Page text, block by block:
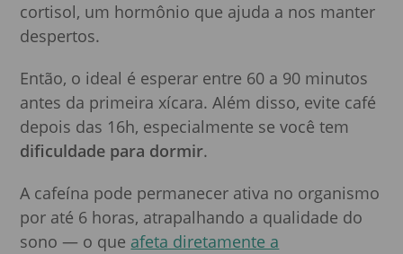
cortisol, um hormônio que ajuda a nos manter
despertos.
Então, o ideal é esperar entre 60 a 90 minutos
antes da primeira xícara. Além disso, evite café
depois das 16h, especialmente se você tem
dificuldade para dormir.
A cafeína pode permanecer ativa no organismo
por até 6 horas, atrapalhando a qualidade do
sono — o que afeta diretamente a